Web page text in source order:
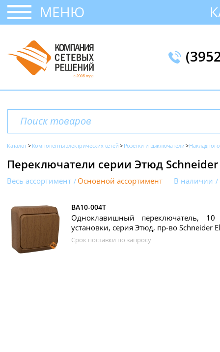
МЕНЮ
Каталог Компоненты электрических сетей Розетки и выключатели
Переключатели серии Этюд
Весь ассортимент Основной ассортимент В наличии
BA10-004T
Одноклавишный переключатель,
установки, серия Этюд, пр-во Schneider
Срок поставки по запросу